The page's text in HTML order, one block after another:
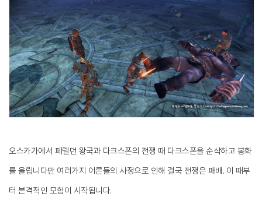
오스카가에서 페렐던 왕국과 다크스폰의 전쟁 때 다크스폰을 순삭하고 봉화
를 올립니다만 여러가지 어른들의 사정으로 인해 결국 전쟁은 패배. 이 때부
터 본격적인 모험이 시작됩니다.